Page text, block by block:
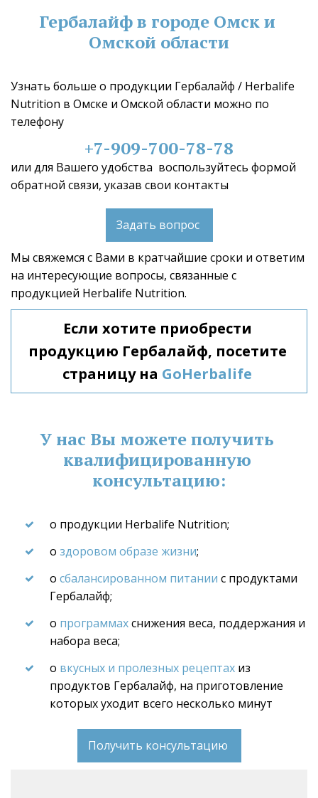
Гербалайф в городе Омск и
Омской области
Узнать больше о продукции Гербалайф / Herbalife
Nutrition в Омске и Омской области можно по
телефону
+7-909-700-78-78
или для Вашего удобства  воспользуйтесь формой
обратной связи, указав свои контакты
Задать вопрос
Мы свяжемся с Вами в кратчайшие сроки и ответим
на интересующие вопросы, связанные с
продукцией Herbalife Nutrition.
Если хотите приобрести
продукцию Гербалайф, посетите
страницу на GoHerbalife
У нас Вы можете получить
квалифицированную
консультацию:
о продукции Herbalife Nutrition;
о здоровом образе жизни;
о сбалансированном питании с продуктами
Гербалайф;
о программах снижения веса, поддержания и
набора веса;
о вкусных и пролезных рецептах из
продуктов Гербалайф, на приготовление
которых уходит всего несколько минут
Получить консультацию